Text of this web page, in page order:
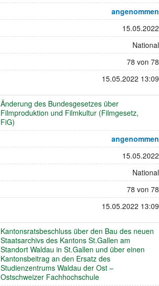
angenommen
15.05.2022
National
78 von 78
15.05.2022 13:09
Änderung des Bundesgesetzes über
Filmproduktion und Filmkultur (Filmgesetz,
FiG)
angenommen
15.05.2022
National
78 von 78
15.05.2022 13:09
Kantonsratsbeschluss über den Bau des neuen
Staatsarchivs des Kantons St.Gallen am
Standort Waldau in St.Gallen und über einen
Kantonsbeitrag an den Ersatz des
Studienzentrums Waldau der Ost –
Ostschweizer Fachhochschule